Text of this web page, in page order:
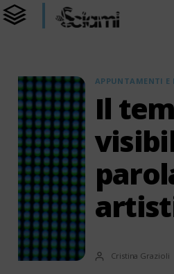
APPUNTAMENTI E
Il
Autore
articolo
Author Cristina Grazioli